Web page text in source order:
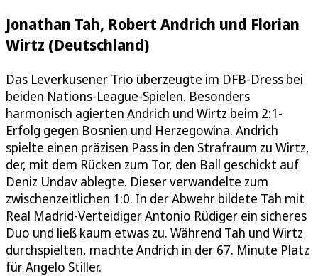
Jonathan Tah, Robert Andrich und Florian
Wirtz (Deutschland)
Das Leverkusener Trio überzeugte im DFB-Dress bei
beiden Nations-League-Spielen. Besonders
harmonisch agierten Andrich und Wirtz beim 2:1-
Erfolg gegen Bosnien und Herzegowina. Andrich
spielte einen präzisen Pass in den Strafraum zu Wirtz,
der, mit dem Rücken zum Tor, den Ball geschickt auf
Deniz Undav ablegte. Dieser verwandelte zum
zwischenzeitlichen 1:0. In der Abwehr bildete Tah mit
Real Madrid-Verteidiger Antonio Rüdiger ein sicheres
Duo und ließ kaum etwas zu. Während Tah und Wirtz
durchspielten, machte Andrich in der 67. Minute Platz
für Angelo Stiller.